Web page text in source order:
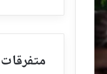
متفرقات